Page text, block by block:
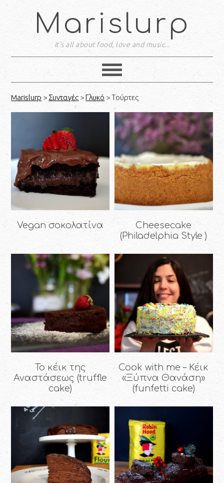
Marislurp
It's all about food, love and music...
Marislurp >Συνταγές >Γλυκό > Τούρτες
Vegan σοκολατίνα
Cheesecake
(Philadelphia Style )
Το κέικ της
Αναστάσεως (truffle
cake)
Cook with me – Κέικ
«Ξύπνα Θανάση»
(funfetti cake)